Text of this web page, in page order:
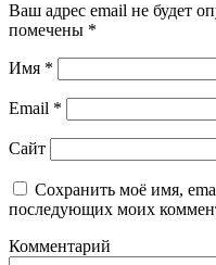
Ваш адрес email не будет
помечены *
Имя *
Email *
Сайт
Сохранить моё имя,
последующих моих
Комментарий